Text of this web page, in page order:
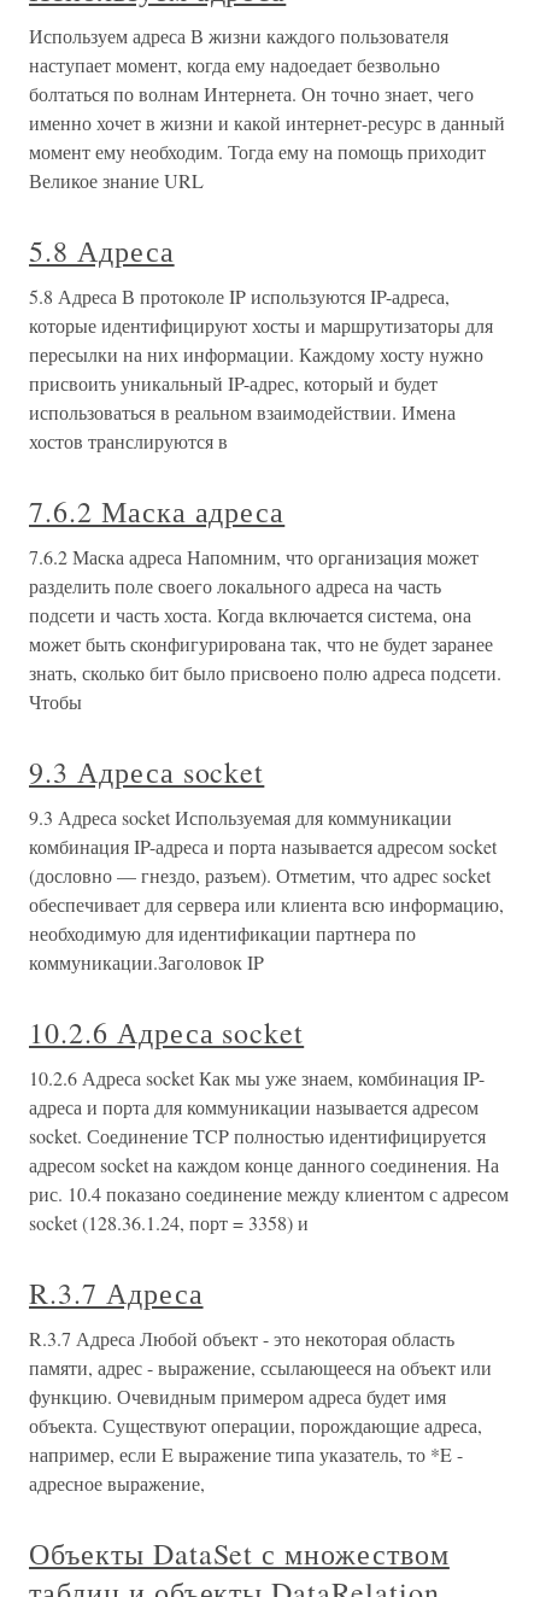
Используем адреса В жизни каждого пользователя
наступает момент, когда ему надоедает безвольно
болтаться по волнам Интернета. Он точно знает, чего
именно хочет в жизни и какой интернет-ресурс в данный
момент ему необходим. Тогда ему на помощь приходит
Великое знание URL
5.8 Адреса
5.8 Адреса В протоколе IP используются IP-адреса,
которые идентифицируют хосты и маршрутизаторы для
пересылки на них информации. Каждому хосту нужно
присвоить уникальный IP-адрес, который и будет
использоваться в реальном взаимодействии. Имена
хостов транслируются в
7.6.2 Маска адреса
7.6.2 Маска адреса Напомним, что организация может
разделить поле своего локального адреса на часть
подсети и часть хоста. Когда включается система, она
может быть сконфигурирована так, что не будет заранее
знать, сколько бит было присвоено полю адреса подсети.
Чтобы
9.3 Адреса socket
9.3 Адреса socket Используемая для коммуникации
комбинация IP-адреса и порта называется адресом socket
(дословно — гнездо, разъем). Отметим, что адрес socket
обеспечивает для сервера или клиента всю информацию,
необходимую для идентификации партнера по
коммуникации.Заголовок IP
10.2.6 Адреса socket
10.2.6 Адреса socket Как мы уже знаем, комбинация IP-
адреса и порта для коммуникации называется адресом
socket. Соединение TCP полностью идентифицируется
адресом socket на каждом конце данного соединения. На
рис. 10.4 показано соединение между клиентом с адресом
socket (128.36.1.24, порт = 3358) и
R.3.7 Адреса
R.3.7 Адреса Любой объект - это некоторая область
памяти, адрес - выражение, ссылающееся на объект или
функцию. Очевидным примером адреса будет имя
объекта. Существуют операции, порождающие адреса,
например, если E выражение типа указатель, то *E -
адресное выражение,
Объекты DataSet с множеством